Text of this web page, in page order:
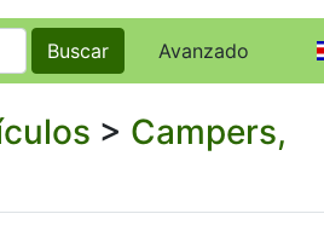
Buscar Avanzado
> Campers,